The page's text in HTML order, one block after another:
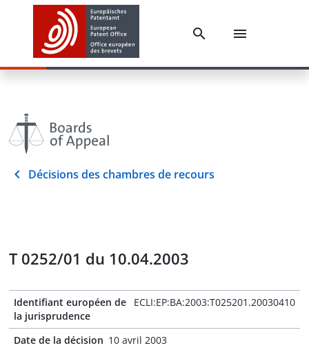
Décisions des chambres de recours
T 0252/01 du 10.04.2003
Identifiant européen de
la jurisprudence
ECLI:EP:BA:2003:T025201.20030410
Date de la décision 10 avril 2003